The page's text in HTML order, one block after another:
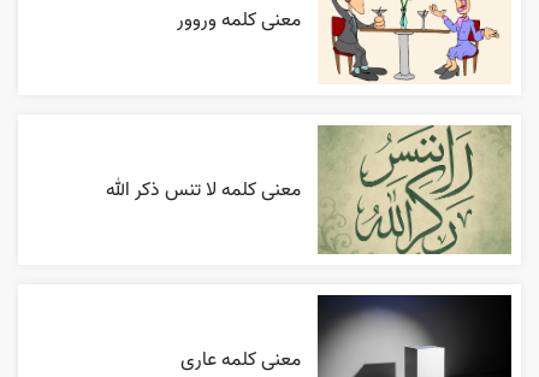
معنی کلمه وروور
معنی کلمه لا تنس ذکر الله
معنی کلمه عاری